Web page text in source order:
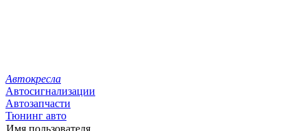
Автокресла
Автосигнализации
Автозапчасти
Тюнинг авто
Имя пользователя